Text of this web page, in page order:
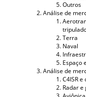
Outros
Análise de
Terra
Naval
Espaço
Análise de
C4ISR
Radar